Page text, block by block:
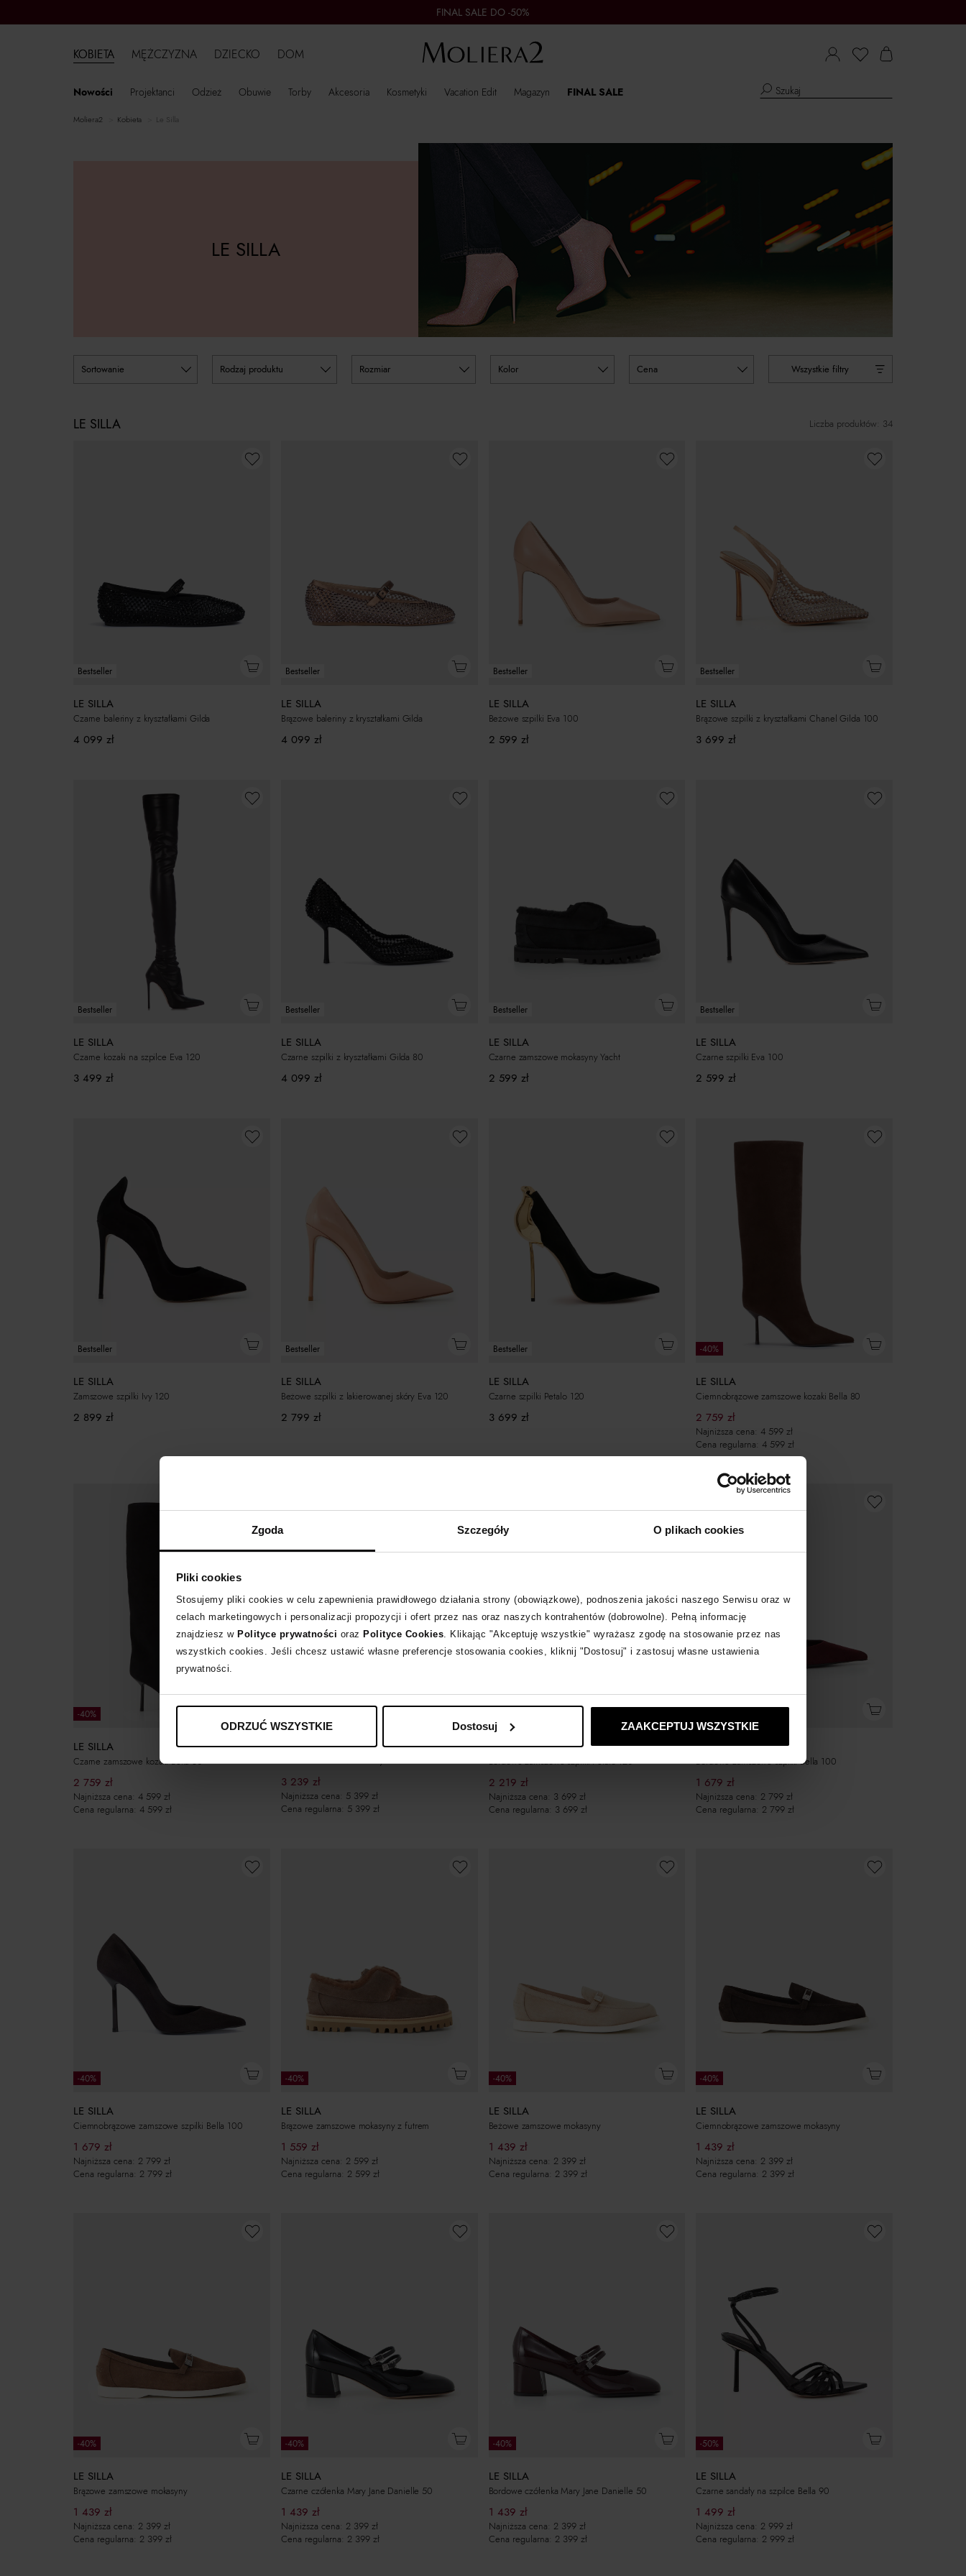
Zgoda Szczegóły O plikach cookies
Pliki cookies
Stosujemy pliki cookies w celu zapewnienia prawidłowego działania strony (obowiązkowe), podnoszenia jakości naszego Serwisu oraz w
celach marketingowych i personalizacji propozycji i ofert przez nas oraz naszych kontrahentów (dobrowolne). Pełną informację
znajdziesz w Polityce prywatności oraz Polityce Cookies. Klikając "Akceptuję wszystkie" wyrażasz zgodę na stosowanie przez nas
wszystkich cookies. Jeśli chcesz ustawić własne preferencje stosowania cookies, kliknij "Dostosuj" i zastosuj własne ustawienia
prywatności.
ODRZUĆ WSZYSTKIE Dostosuj ZAAKCEPTUJ WSZYSTKIE
FINAL SALE DO -50%
KOBIETA
Nowości Projektanci Odzież Obuwie Torby Akcesoria Kosmetyki Vacation Edit Magazyn FINAL SALE
MĘŻCZYZNA DZIECKO DOM
moliera2 kobieta Le Silla
LE SILLA
sortowanie rodzaj produktu rozmiar kolor cena Wszystkie filtry
Liczba produktów: 34
LE SILLA
Bestseller
LE SILLA
Czarne baleriny z kryształkami Gilda
4 099 zł
Bestseller
LE SILLA
Brązowe baleriny z kryształkami Gilda
4 099 zł
Bestseller
LE SILLA
Beżowe szpilki Eva 100
2 599 zł
Bestseller
LE SILLA
Brązowe szpilki z kryształkami Chanel Gilda 100
3 699zł
Bestseller
LE SILLA
Czarne kozaki na szpilce Eva 120
3 499 zł
Bestseller
LE SILLA
Czarne szpilki z kryształkami Gilda 80
4 099 zł
Bestseller
LE SILLA
Czarne zamszowe mokasyny Yacht
2 599 zł
Bestseller
LE SILLA
Czarne szpilki Eva 100
2 599zł
Bestseller
LE SILLA
Zamszowe szpilki Ivy 120
2 899 zł
Bestseller
LE SILLA
Beżowe szpilki z lakierowanej skóry Eva 120
2 799 zł
Bestseller
LE SILLA
Czarne szpilki Petalo 120
3 699 zł
-40%
LE SILLA
Ciemnobrązowe zamszowe kozaki Bella 80
2 759zł
Najniższa cena: 4 599zł
Cena regularna: 4 599zł
-40%
LE SILLA
Czarne zamszowe kozaki Bella 80
2 759 zł
Najniższa cena: 4 599 zł
Cena regularna: 4 599 zł
LE SILLA
Czarne kozaki Stivale Andy 120
3 239 zł
Najniższa cena: 5 399 zł
Cena regularna: 5 399 zł
LE SILLA
Bordowe zamszowe szpilki Petalo 120
2 219 zł
Najniższa cena: 3 699 zł
Cena regularna: 3 699 zł
LE SILLA
Bordowe zamszowe szpilki Bella 100
1 679 zł
Najniższa cena: 2 799 zł
Cena regularna: 2 799zł
-40%
LE SILLA
Ciemnobrązowe zamszowe szpilki Bella 100
1 679 zł
Najniższa cena: 2 799 zł
Cena regularna: 2 799 zł
-40%
LE SILLA
Brązowe zamszowe mokasyny z futrem
1 559 zł
Najniższa cena: 2 599 zł
Cena regularna: 2 599 zł
-40%
LE SILLA
Beżowe zamszowe mokasyny
1 439 zł
Najniższa cena: 2 399 zł
Cena regularna: 2 399 zł
-40%
LE SILLA
Ciemnobrązowe zamszowe mokasyny
1 439zł
Najniższa cena: 2 399zł
Cena regularna: 2 399zł
-40%
LE SILLA
Brązowe zamszowe mokasyny
1 439 zł
Najniższa cena: 2 399 zł
Cena regularna: 2 399 zł
-40%
LE SILLA
Czarne czółenka Mary Jane Danielle 50
1 439 zł
Najniższa cena: 2 399 zł
Cena regularna: 2 399 zł
-40%
LE SILLA
Bordowe czółenka Mary Jane Danielle 50
1 439 zł
Najniższa cena: 2 399 zł
Cena regularna: 2 399 zł
-50%
LE SILLA
Czarne sandały na szpilce Bella 90
1 499zł
Najniższa cena: 2 999zł
Cena regularna: 2 999zł